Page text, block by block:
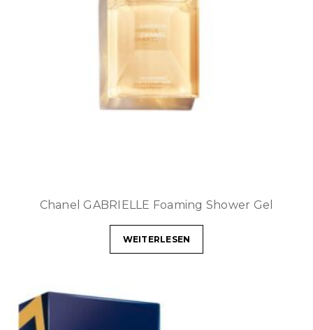
Chanel GABRIELLE Foaming Shower Gel
WEITERLESEN